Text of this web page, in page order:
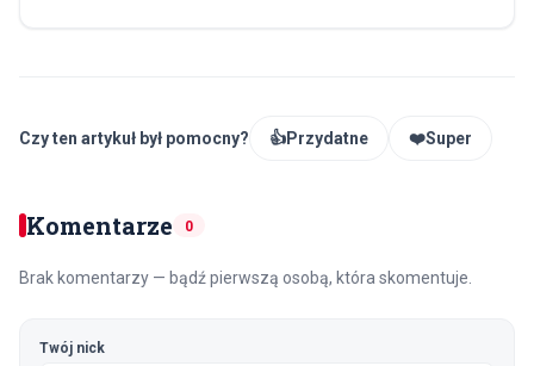
Czy ten artykuł był pomocny? 👍Przydatne ❤️Super
Komentarze 0
Brak komentarzy — bądź pierwszą osobą, która skomentuje.
Twój nick